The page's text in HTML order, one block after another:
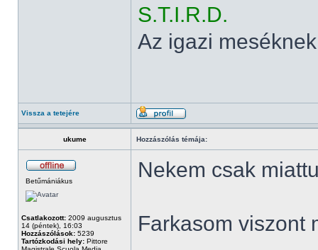
S.T.I.R.D.
Az igazi
Vissza a tetejére
ukume Hozzászólás témája:
Betűmániákus
Csatlakozott: 2009 augusztus
14 (péntek), 16:03
Hozzászólások: 5239
Tartózkodási hely: Pittore
Nekem csak
Farkasom viszont